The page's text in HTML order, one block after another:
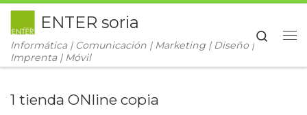
Saltar al contenido
ENTER soria
Informática | Comunicación | Marketing | Diseño |
Imprenta | Móvil
Search
1 tienda ONline copia